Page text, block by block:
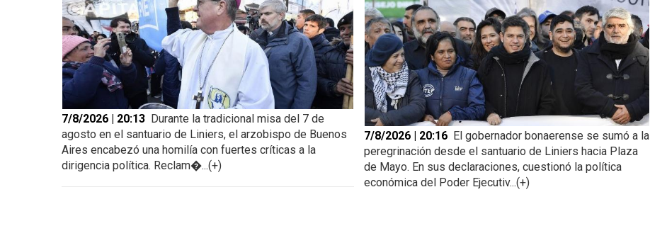
7/8/2026 | 20:13 Durante la tradicional misa del 7 de
agosto en el santuario de Liniers, el arzobispo de Buenos
Aires encabezó una homilía con fuertes críticas a la
dirigencia política. Reclam�...(+)
7/8/2026 | 20:16 El gobernador bonaerense se sumó a la
peregrinación desde el santuario de Liniers hacia Plaza
de Mayo. En sus declaraciones, cuestionó la política
económica del Poder Ejecutiv...(+)